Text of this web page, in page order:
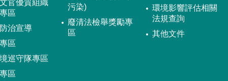
官優質組織
區
治宣導
區
巡守隊專區
區
污染)
廢清法檢舉獎勵專
區
環境影響評估相關
法規查詢
其他文件